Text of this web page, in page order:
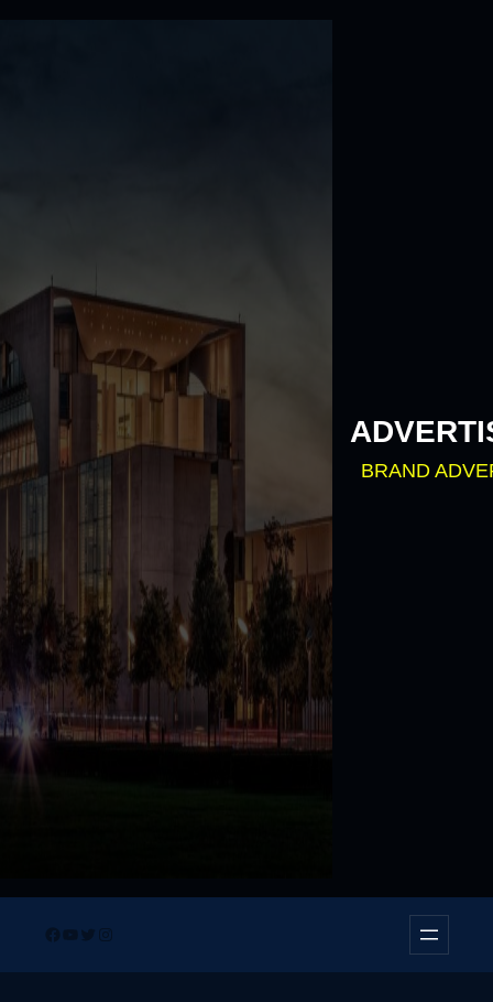
BRAND
Facebook
YouTube
TwitterInstagram